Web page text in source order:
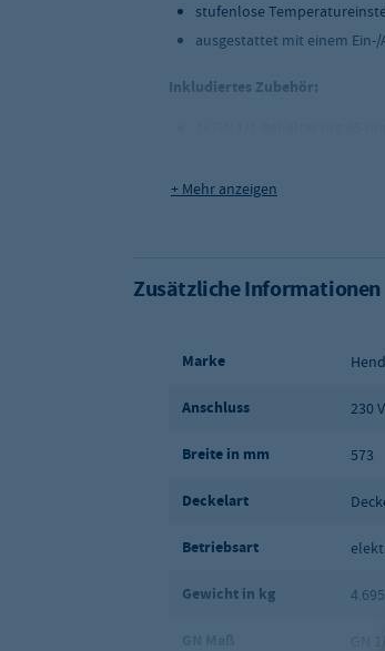
stufenlose
ausgestattet mit einem
Inkludiertes Zubehör:
+ Mehr anzeigen
Zusätzliche Informationen
Marke
Anschluss 230 V
Breite in mm 573
Deckelart
Betriebsart
Gewicht in kg 4.695